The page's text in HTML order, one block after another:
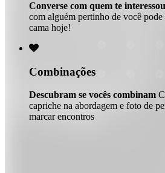
Converse com quem te interessou
com alguém pertinho de você
cama hoje!

Combinações
Descubram se vocês combinam
capriche na abordagem e foto de
marcar encontros